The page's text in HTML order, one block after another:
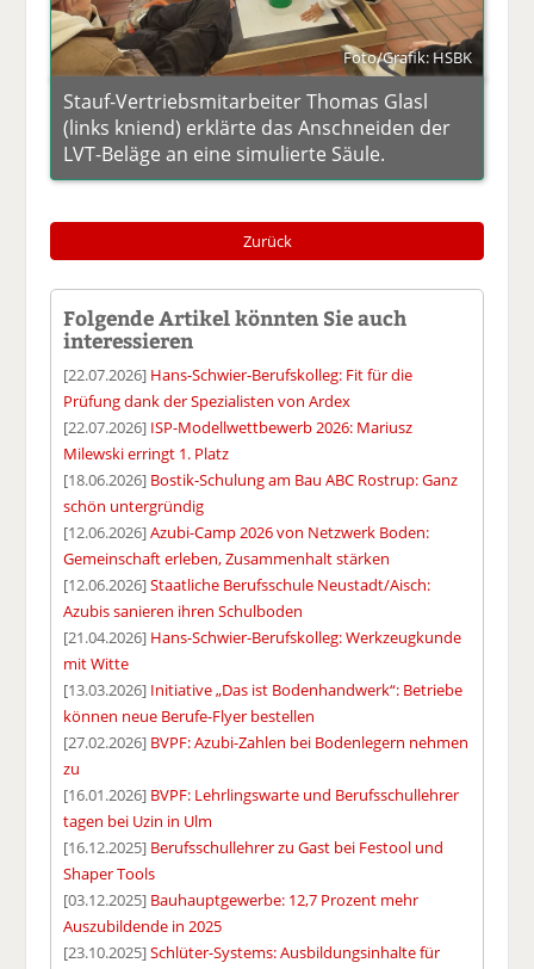
Foto/Grafik: HSBK
Stauf-Vertriebsmitarbeiter Thomas Glasl
(links kniend) erklärte das Anschneiden der
LVT-Beläge an eine simulierte Säule.
Zurück
Folgende Artikel könnten Sie auch
interessieren
[22.07.2026] Hans-Schwier-Berufskolleg: Fit für die
Prüfung dank der Spezialisten von Ardex
[22.07.2026] ISP-Modellwettbewerb 2026: Mariusz
Milewski erringt 1. Platz
[18.06.2026] Bostik-Schulung am Bau ABC Rostrup: Ganz
schön untergründig
[12.06.2026]Azubi-Camp 2026 von Netzwerk Boden:
Gemeinschaft erleben, Zusammenhalt stärken
[12.06.2026]Staatliche Berufsschule Neustadt/Aisch:
Azubis sanieren ihren Schulboden
[21.04.2026] Hans-Schwier-Berufskolleg: Werkzeugkunde
mit Witte
[13.03.2026] Initiative „Das ist Bodenhandwerk“: Betriebe
können neue Berufe-Flyer bestellen
[27.02.2026] BVPF: Azubi-Zahlen bei Bodenlegern nehmen
zu
[16.01.2026] BVPF: Lehrlingswarte und Berufsschullehrer
tagen bei Uzin in Ulm
[16.12.2025] Berufsschullehrer zu Gast bei Festool und
Shaper Tools
[03.12.2025] Bauhauptgewerbe: 12,7 Prozent mehr
Auszubildende in 2025
[23.10.2025]Schlüter-Systems: Ausbildungsinhalte für